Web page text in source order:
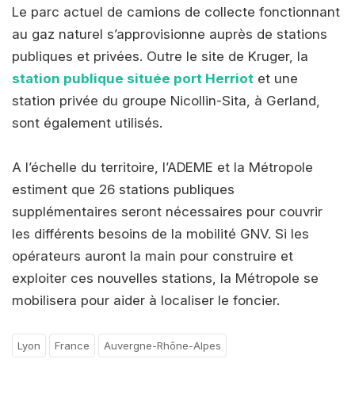
Le parc actuel de camions de collecte fonctionnant
au gaz naturel s’approvisionne auprès de stations
publiques et privées. Outre le site de Kruger, la
station publique située port Herriot et une
station privée du groupe Nicollin-Sita, à Gerland,
sont également utilisés.
A l’échelle du territoire, l’ADEME et la Métropole
estiment que 26 stations publiques
supplémentaires seront nécessaires pour couvrir
les différents besoins de la mobilité GNV. Si les
opérateurs auront la main pour construire et
exploiter ces nouvelles stations, la Métropole se
mobilisera pour aider à localiser le foncier.
Lyon France Auvergne-Rhône-Alpes